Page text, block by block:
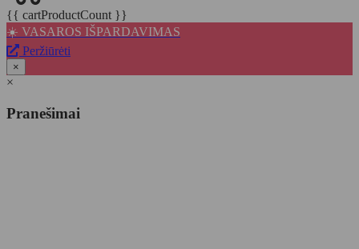
{{ cartProductCount }}
☀️ VASAROS IŠPARDAVIMAS
Peržiūrėti
×
×
Pranešimai